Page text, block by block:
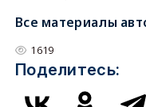
Все материалы
1619
Поделитесь: